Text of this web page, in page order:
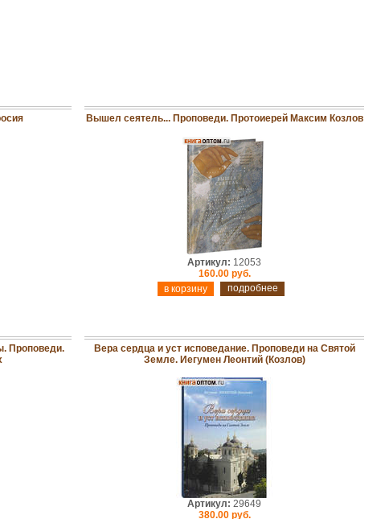
Вышел сеятель... Проповеди. Протоиерей Максим Козлов
Артикул: 12053
160.00 руб.
подробнее
Проповеди.
Вера сердца и уст исповедание. Проповеди на Святой
Земле. Иегумен Леонтий (Козлов)
Артикул: 29649
380.00 руб.